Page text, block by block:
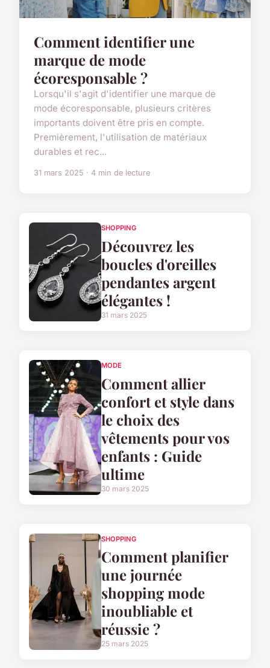
Comment identifier une
marque de mode
écoresponsable ?
Lorsqu'il s'agit d'identifier une marque de
mode écoresponsable, plusieurs critères
importants doivent être pris en compte.
Premièrement, l'utilisation de matériaux
durables et rec...
31 mars 2025 · 4 min de lecture
SHOPPING
Découvrez les
boucles d'oreilles
pendantes argent
élégantes !
31 mars 2025
MODE
Comment allier
confort et style dans
le choix des
vêtements pour vos
enfants : Guide
ultime
30 mars 2025
SHOPPING
Comment planifier
une journée
shopping mode
inoubliable et
réussie ?
25 mars 2025